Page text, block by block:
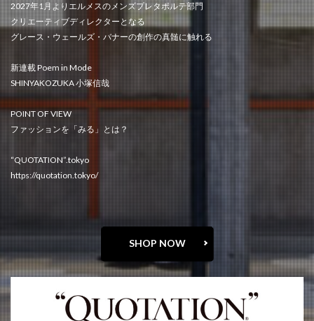
2027年1月よりエルメスのメンズプレタポルテ部門
クリエーティブディレクターとなる
グレース・ウェールズ・バナーの創作の真髄に触れる
新連載 Poem in Mode
SHINYAKOZUKA 小塚信哉
POINT OF VIEW
ファッションを「みる」とは？
“QUOTATION”.tokyo
https://quotation.tokyo/
SHOP NOW